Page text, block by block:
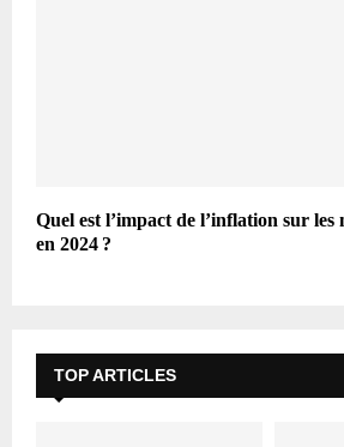
Quel est l’impact de l’inflation sur les
en 2024 ?
TOP ARTICLES